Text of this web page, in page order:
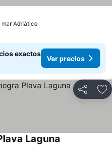
AdriáticoVer precios
exactos
Ver precios
Compartir
Laguna